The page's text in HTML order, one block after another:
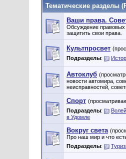
Тематические разделы
Ваши права.
Обсуждение правовых
защитить свои права.
Культпросвет
Подразделы:
Автоклуб
новости автомира,
неисправностей,
Спорт
Подразделы:
в Удомле
Вокруг света
Про наш мир и что
Подразделы: